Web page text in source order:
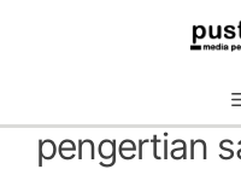
pengertian